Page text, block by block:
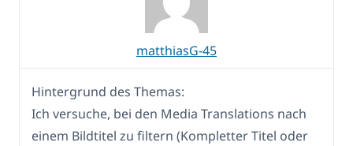
matthiasG-45
Hintergrund des Themas:
Ich versuche, bei den Media Translations nach
einem Bildtitel zu filtern (Kompletter Titel oder